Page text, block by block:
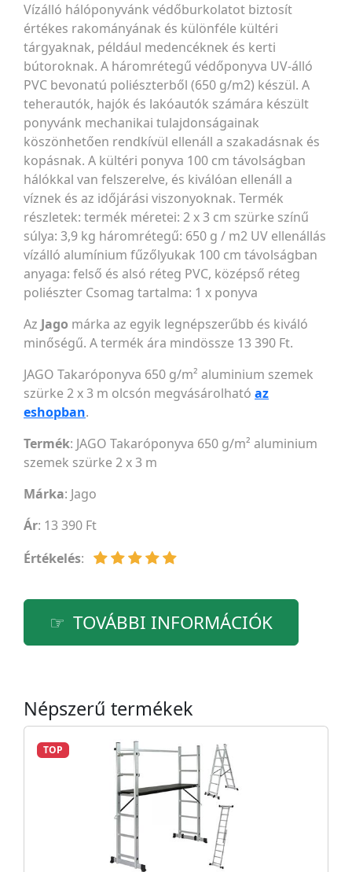
Vízálló hálóponyvánk védőburkolatot biztosít
értékes rakományának és különféle kültéri
tárgyaknak, például medencéknek és kerti
bútoroknak. A háromrétegű védőponyva UV-álló
PVC bevonatú poliészterből (650 g/m2) készül. A
teherautók, hajók és lakóautók számára készült
ponyvánk mechanikai tulajdonságainak
köszönhetően rendkívül ellenáll a szakadásnak és
kopásnak. A kültéri ponyva 100 cm távolságban
hálókkal van felszerelve, és kiválóan ellenáll a
víznek és az időjárási viszonyoknak. Termék
részletek: termék méretei: 2 x 3 cm szürke színű
súlya: 3,9 kg háromrétegű: 650 g / m2 UV ellenállás
vízálló alumínium fűzőlyukak 100 cm távolságban
anyaga: felső és alsó réteg PVC, középső réteg
poliészter Csomag tartalma: 1 x ponyva
Az Jago márka az egyik legnépszerűbb és kiváló
minőségű. A termék ára mindössze 13 390 Ft.
JAGO Takaróponyva 650 g/m² aluminium szemek
szürke 2 x 3 m olcsón megvásárolható az
eshopban.
Termék: JAGO Takaróponyva 650 g/m² aluminium
szemek szürke 2 x 3 m
Márka: Jago
Ár: 13 390 Ft
Értékelés:
TOVÁBBI INFORMÁCIÓK
Népszerű termékek
TOP